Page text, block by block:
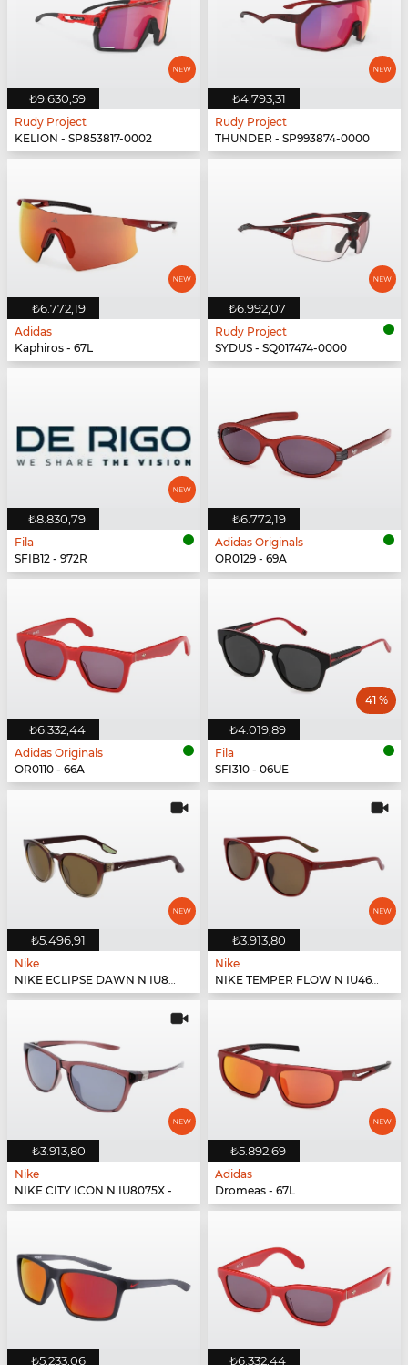
₺9.630,59
Rudy Project
KELION - SP853817-0002
₺4.793,31
Rudy Project
THUNDER - SP993874-0000
₺6.772,19
Adidas
Kaphiros - 67L
₺6.992,07
Rudy Project
SYDUS - SQ017474-0000
₺8.830,79
Fila
SFIB12 - 972R
₺6.772,19
Adidas Originals
OR0129 - 69A
₺6.332,44
Adidas Originals
OR0110 - 66A
₺4.019,89
41 %
Fila
SFI310 - 06UE
₺5.496,91
Nike
NIKE ECLIPSE DAWN N IU8079X - 602
₺3.913,80
Nike
NIKE TEMPER FLOW N IU4691X - 619
₺3.913,80
Nike
NIKE CITY ICON N IU8075X - 298
₺5.892,69
Adidas
Dromeas - 67L
₺5.233,06 ₺6.332,44